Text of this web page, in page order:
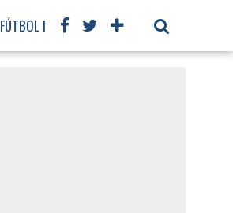
FÚTBOL INTERNACIONAL